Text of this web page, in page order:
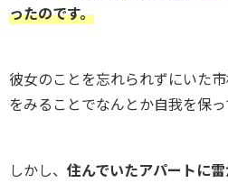
ったのです。
彼女のことを忘れられずにいた
をみることでなんとか自我を保っ
しかし、 住んでいたアパートに